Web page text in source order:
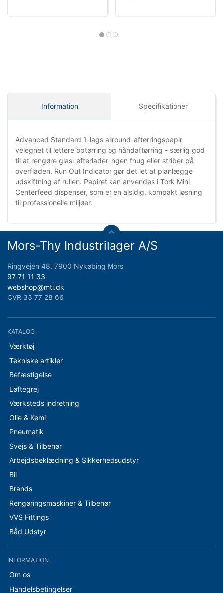
Information Specifikationer
Advanced Standard 1-lags allround-aftørringspapir
velegnet til lettere optørring og håndaftørring - særlig god
til at rengøre glas: efterlader ingen fnug eller striber på
overfladen. Run Out Indicator gør det let at planlægge
udskiftning af rullen. Papiret kan anvendes i Tork Mini
Centerfeed dispenser, som er en alsidig, kompakt løsning
til professionelle miljøer.
Mors-Thy Industrilager A/S
Ringvejen 48, 7900 Nykøbing Mors
97 71 11 33
webshop@mti.dk
CVR 33 77 28 66
KATALOG
Værktøj
Tekniske artikler
Befæstigelse
Løftegrej
Værksteds indretning
Olie & Kemi
Pneumatik
Svejs & Tilbehør
Arbejdsbeklædning & Sikkerhedsudstyr
Bil
Brands
Rengøringsmaskiner & Tilbehør
VVS Fittings
Båd Udstyr
INFORMATION
Om os
Handelsbetingelser